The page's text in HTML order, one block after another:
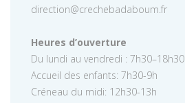
direction@crechebadaboum.fr
Heures d’ouverture
Du lundi au vendredi : 7h30–18h30
Accueil des enfants: 7h30-9h
Créneau du midi: 12h30-13h